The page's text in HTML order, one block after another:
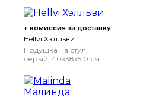
+ комиссия за доставку
Hellvi Хэлльви
Подушка на стул,
серый, 40x38x5.0 см